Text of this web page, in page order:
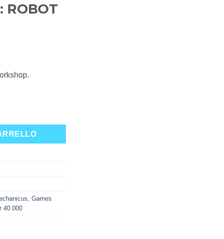
ROBOT
KASTELAN quantità
, Games
40.000